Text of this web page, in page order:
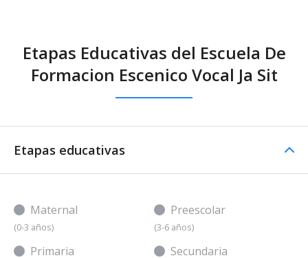
Etapas Educativas del Escuela De
Formacion Escenico Vocal Ja Sit
Etapas educativas
Maternal
(0-3 años)
Preescolar
(3-6 años)
Primaria
Secundaria